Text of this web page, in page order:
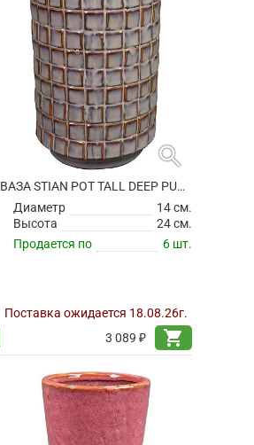
search
ВАЗА STIAN POT TALL DEEP PURPLE
Диаметр
14 см.
Высота
24 см.
Продается по
6 шт.
Поставка ожидается 18.08.26г.
3 089 ₽
shopping_cart